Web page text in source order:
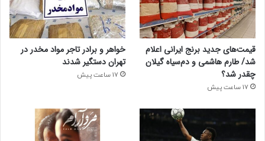
قیمت‌های جدید برنج ایرانی اعلام
شد/ طارم هاشمی و دم‌سیاه گیلان
چقدر شد؟
17 ساعت پیش
خواهر و برادر تاجر مواد مخدر در
تهران دستگیر شدند
17 ساعت پیش